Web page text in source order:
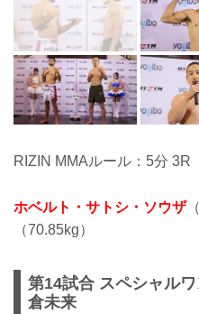
RIZIN MMAルール：5分 3R
ホベルト・サトシ・ソウザ
（70.85kg）
第14試合 スペシャル
倉未来